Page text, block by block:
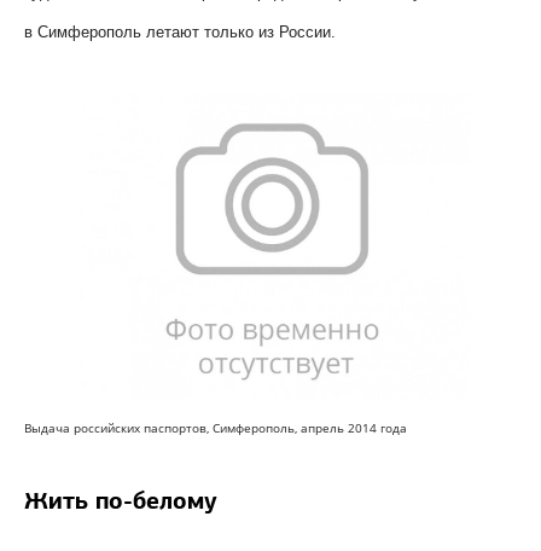
в Симферополь летают только из России.
Выдача российских паспортов, Симферополь, апрель 2014 года
Жить по-белому